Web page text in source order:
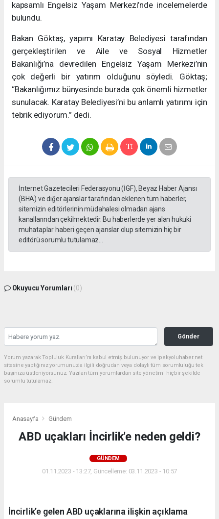
kapsamlı Engelsiz Yaşam Merkezi’nde incelemelerde
bulundu.
Bakan Göktaş, yapımı Karatay Belediyesi tarafından
gerçekleştirilen ve Aile ve Sosyal Hizmetler
Bakanlığı’na devredilen Engelsiz Yaşam Merkezi’nin
çok değerli bir yatırım olduğunu söyledi. Göktaş;
“Bakanlığımız bünyesinde burada çok önemli hizmetler
sunulacak. Karatay Belediyesi’ni bu anlamlı yatırımı için
tebrik ediyorum.” dedi.
İnternet Gazetecileri Federasyonu (İGF), Beyaz Haber Ajansı
(BHA) ve diğer ajanslar tarafından eklenen tüm haberler,
sitemizin editörlerinin müdahalesi olmadan ajans
kanallarından çekilmektedir. Bu haberlerde yer alan hukuki
muhataplar haberi geçen ajanslar olup sitemizin hiç bir
editörü sorumlu tutulamaz...
Okuyucu Yorumları (0)
Gönder
Yorum yazarak Topluluk Kuralları’nı kabul etmiş bulunuyor ve ipekyoluhaber.net
sitesine yaptığınız yorumunuzla ilgili doğrudan veya dolaylı tüm sorumluluğu tek
başınıza üstleniyorsunuz. Yazılan tüm yorumlardan site yönetimi hiçbir şekilde
sorumlu tutulamaz.
Anasayfa Gündem
ABD uçakları İncirlik'e neden geldi?
GÜNDEM
01.11.2023 - 13:27, Güncelleme: 03.11.2023 - 10:57
İncirlik’e gelen ABD uçaklarına ilişkin açıklama